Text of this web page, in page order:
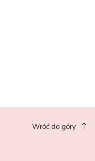
Wróć do góry